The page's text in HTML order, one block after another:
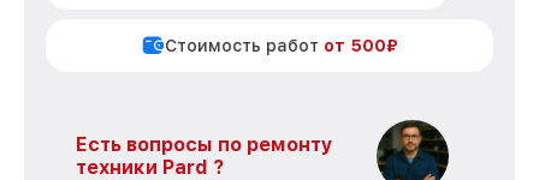
Стоимость работ от 500₽
Есть вопросы по ремонту
техники Pard ?